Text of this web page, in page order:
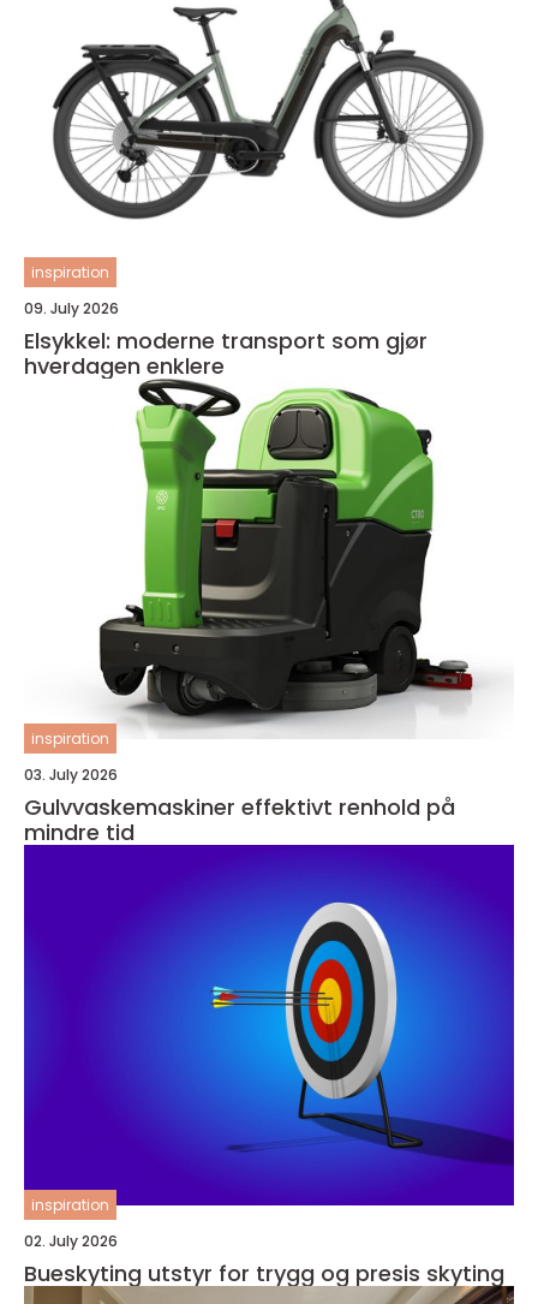
inspiration
09. July 2026
Elsykkel: moderne transport som gjør
hverdagen enklere
inspiration
03. July 2026
Gulvvaskemaskiner effektivt renhold på
mindre tid
inspiration
02. July 2026
Bueskyting utstyr for trygg og presis skyting